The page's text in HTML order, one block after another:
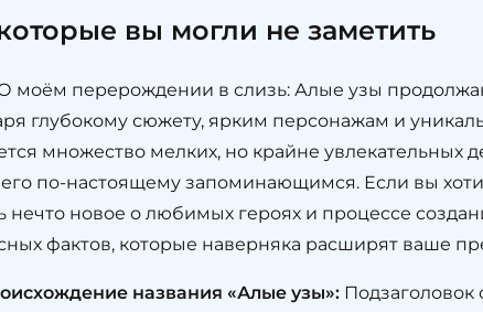
вы могли не заметить
моём перерождении в слизь: Алые узы
глубокому сюжету, ярким персонажам и
множество мелких, но крайне
по-настоящему запоминающимся. Если вы
нечто новое о любимых героях и процессе
фактов, которые наверняка расширят ваше
названия «Алые узы»: